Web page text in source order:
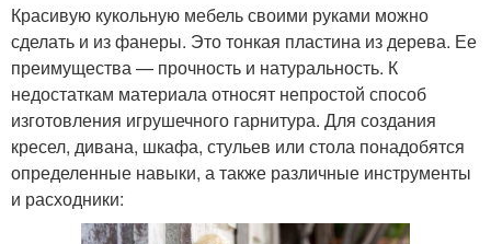
Красивую кукольную мебель своими руками можно
сделать и из фанеры. Это тонкая пластина из дерева. Ее
преимущества — прочность и натуральность. К
недостаткам материала относят непростой способ
изготовления игрушечного гарнитура. Для создания
кресел, дивана, шкафа, стульев или стола понадобятся
определенные навыки, а также различные инструменты
и расходники: